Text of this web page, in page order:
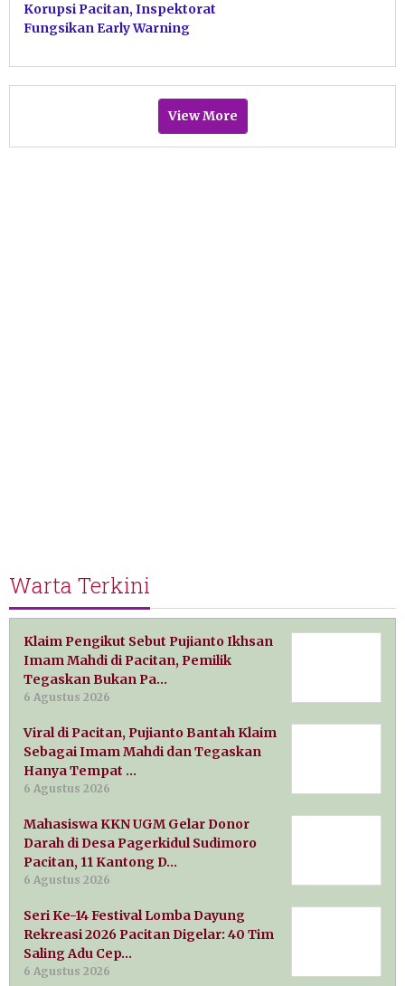
Korupsi Pacitan, Inspektorat
Fungsikan Early Warning
View More
Warta Terkini
Klaim Pengikut Sebut Pujianto Ikhsan
Imam Mahdi di Pacitan, Pemilik
Tegaskan Bukan Pa…
6 Agustus 2026
Viral di Pacitan, Pujianto Bantah Klaim
Sebagai Imam Mahdi dan Tegaskan
Hanya Tempat …
6 Agustus 2026
Mahasiswa KKN UGM Gelar Donor
Darah di Desa Pagerkidul Sudimoro
Pacitan, 11 Kantong D…
6 Agustus 2026
Seri Ke-14 Festival Lomba Dayung
Rekreasi 2026 Pacitan Digelar: 40 Tim
Saling Adu Cep…
6 Agustus 2026